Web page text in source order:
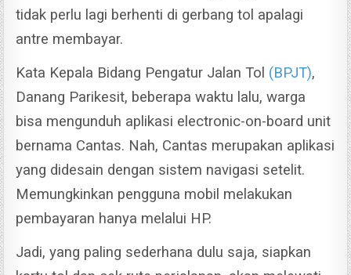
tidak perlu lagi berhenti di gerbang tol apalagi
antre membayar.
Kata Kepala Bidang Pengatur Jalan Tol (BPJT),
Danang Parikesit, beberapa waktu lalu, warga
bisa mengunduh aplikasi electronic-on-board unit
bernama Cantas. Nah, Cantas merupakan aplikasi
yang didesain dengan sistem navigasi setelit.
Memungkinkan pengguna mobil melakukan
pembayaran hanya melalui HP.
Jadi, yang paling sederhana dulu saja, siapkan